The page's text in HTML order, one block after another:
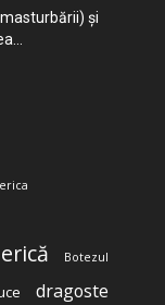
şi
Botezul
dragoste